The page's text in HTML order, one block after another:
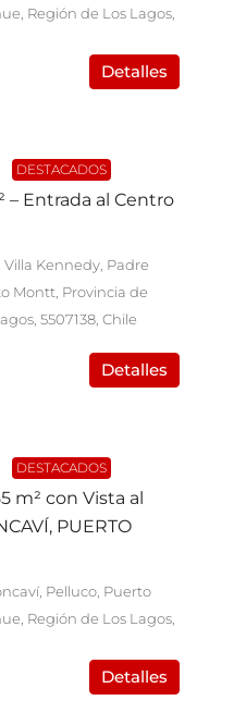
Región de Los Lagos,
Detalles
DESTACADOS
– Entrada al Centro
Kennedy, Padre
Montt, Provincia de
5507138, Chile
Detalles
DESTACADOS
m² con Vista al
PUERTO
Pelluco, Puerto
Región de Los Lagos,
Detalles